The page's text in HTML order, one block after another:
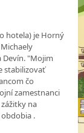
hotela) je Horný
"Mojim
stabilizovať
čo
zamestnanci
na
.